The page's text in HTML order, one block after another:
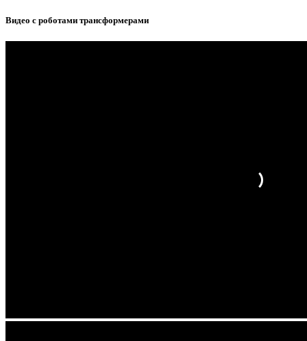
Видео с роботами трансформерами